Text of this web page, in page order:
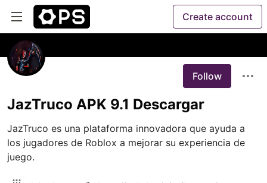
Create account
Follow
JazTruco APK 9.1 Descargar
JazTruco es una plataforma innovadora que ayuda a
los jugadores de Roblox a mejorar su experiencia de
juego.